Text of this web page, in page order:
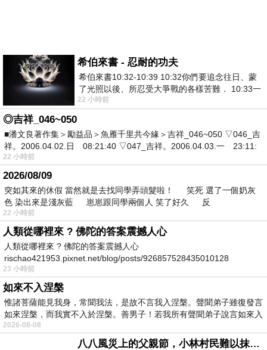
希伯來書 - 忍耐的功夫
希伯來書10:32-10:39 10:32你們要追念往日、蒙
了光照以後、所忍受大爭戰的各樣苦難． 10:33一
面被毀謗、遭患難、成了戲景、叫眾人
22 小時前
◎吉祥_046~050
■潘文良著作集＞勵益品＞魚雁千里共今緣＞吉祥_046~050 ▽046_吉
祥。2006.04.02.日 08:21:40 ▽047_吉祥。2006.04.03.一 23:11:
22 小時前
2026/08/09
突如其來的休假 當然就是去找同學弄頭髮啦！ 笑死 選了一個奶灰
色 染出來是淺灰藍 崽崽跟同學兩個人 笑了好久 反
22 小時前
人類從哪裡來 ? 佛陀的答案震撼人心
人類從哪裡來 ? 佛陀的答案震撼人心
rischao421953.pixnet.net/blog/posts/926857528435010128
23 小時前
如來不入涅槃
惟諸菩薩能見我身，常聞我法，是故不言我入涅槃。聲聞弟子雖復發言
如來涅槃，而我實不入於涅槃。善男子！若我所有聲聞弟子說言如來入
2026-08-08
八八風災上的父親節，小林村民難以抹滅的痛